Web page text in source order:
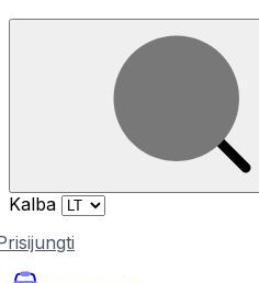
Kalba